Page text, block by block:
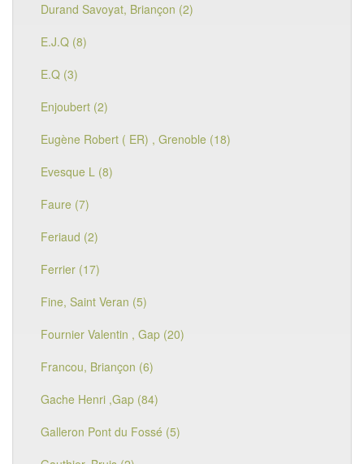
Durand Savoyat, Briançon (2)
E.J.Q (8)
E.Q (3)
Enjoubert (2)
Eugène Robert ( ER) , Grenoble (18)
Evesque L (8)
Faure (7)
Feriaud (2)
Ferrier (17)
Fine, Saint Veran (5)
Fournier Valentin , Gap (20)
Francou, Briançon (6)
Gache Henri ,Gap (84)
Galleron Pont du Fossé (5)